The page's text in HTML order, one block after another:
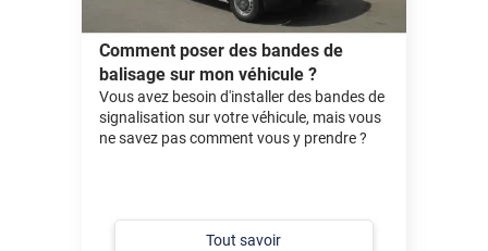
Comment poser des bandes de
balisage sur mon véhicule ?
Vous avez besoin d'installer des bandes de
signalisation sur votre véhicule, mais vous
ne savez pas comment vous y prendre ?
Tout savoir